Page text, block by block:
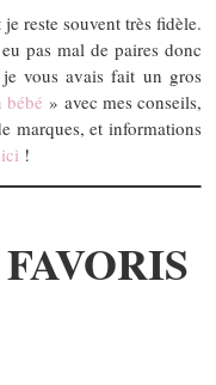
reste souvent très fidèle.
pas mal de paires donc
je vous avais fait un gros
bébé » avec mes conseils,
marques, et informations
ici !